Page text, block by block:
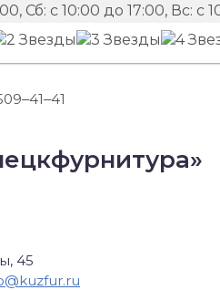
Сб: с 10:00 до 17:00, Вс: с
45